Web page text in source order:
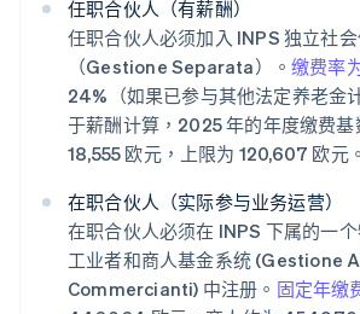
任职合伙人（有薪酬）
任职合伙人必须加入 INPS 独立社
（Gestione Separata）。 缴费率
24%（如果已参与其他法定养老金
于薪酬计算，2025 年的年度缴费基
18,555 欧元，上限为 120,607 欧元。
在职合伙人（实际参与业务运营）
在职合伙人必须在 INPS 下属的一
工业者和商人基金系统 (Gestione
Commercianti) 中注册。 固定年缴